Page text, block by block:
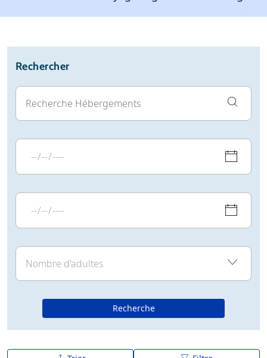
Météo
Écoles de ski
Location de ski
Rechercher
Recherche